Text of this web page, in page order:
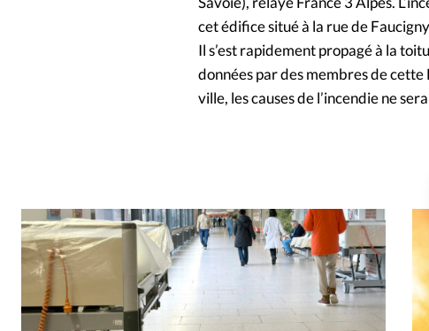
cet édifice situé à la rue de
Il s’est rapidement propagé à la
données par des membres de
ville, les causes de l’incendie ne